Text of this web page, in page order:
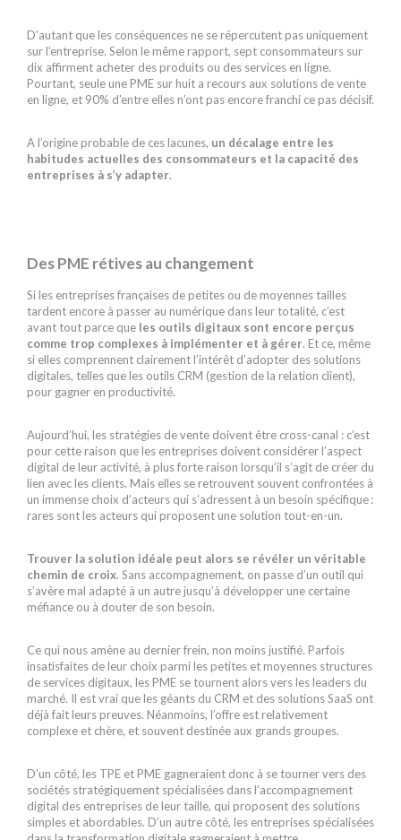
D’autant que les conséquences ne se répercutent pas uniquement
sur l’entreprise. Selon le même rapport, sept consommateurs sur
dix affirment acheter des produits ou des services en ligne.
Pourtant, seule une PME sur huit a recours aux solutions de vente
en ligne, et 90% d’entre elles n’ont pas encore franchi ce pas décisif.
A l’origine probable de ces lacunes, un décalage entre les
habitudes actuelles des consommateurs et la capacité des
entreprises à s’y adapter.
Des PME rétives au changement
Si les entreprises françaises de petites ou de moyennes tailles
tardent encore à passer au numérique dans leur totalité, c’est
avant tout parce que les outils digitaux sont encore perçus
comme trop complexes à implémenter et à gérer. Et ce, même
si elles comprennent clairement l’intérêt d’adopter des solutions
digitales, telles que les outils CRM (gestion de la relation client),
pour gagner en productivité.
Aujourd’hui, les stratégies de vente doivent être cross-canal : c’est
pour cette raison que les entreprises doivent considérer l’aspect
digital de leur activité, à plus forte raison lorsqu’il s’agit de créer du
lien avec les clients. Mais elles se retrouvent souvent confrontées à
un immense choix d’acteurs qui s’adressent à un besoin spécifique :
rares sont les acteurs qui proposent une solution tout-en-un.
Trouver la solution idéale peut alors se révéler un véritable
chemin de croix. Sans accompagnement, on passe d’un outil qui
s’avère mal adapté à un autre jusqu’à développer une certaine
méfiance ou à douter de son besoin.
Ce qui nous amène au dernier frein, non moins justifié. Parfois
insatisfaites de leur choix parmi les petites et moyennes structures
de services digitaux, les PME se tournent alors vers les leaders du
marché. Il est vrai que les géants du CRM et des solutions SaaS ont
déjà fait leurs preuves. Néanmoins, l’offre est relativement
complexe et chère, et souvent destinée aux grands groupes.
D’un côté, les TPE et PME gagneraient donc à se tourner vers des
sociétés stratégiquement spécialisées dans l’accompagnement
digital des entreprises de leur taille, qui proposent des solutions
simples et abordables. D’un autre côté, les entreprises spécialisées